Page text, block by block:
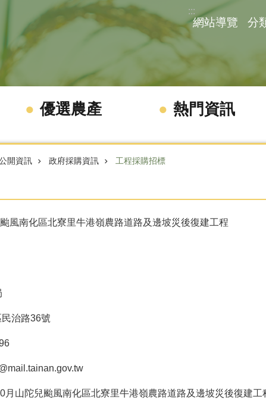
:::
網站導覽 分
優選農產 熱門資訊
開資訊 政府採購資訊 工程採購招標
風南化區北寮里牛港嶺農路道路及邊坡災後復建工程
治路36號
月山陀兒颱風南化區北寮里牛港嶺農路道路及邊坡災後復建工